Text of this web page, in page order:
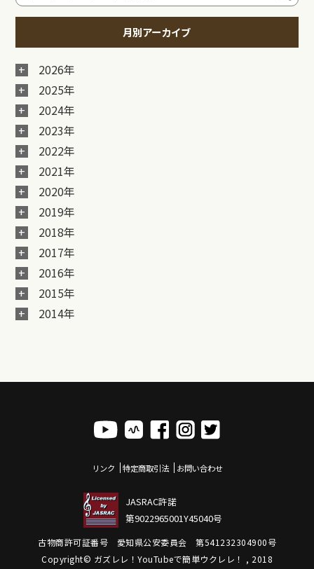
月別アーカイブ
2026年
2025年
2024年
2023年
2022年
2021年
2020年
2019年
2018年
2017年
2016年
2015年
2014年
リンク 特定商取引法 お問い合わせ
JASRAC許諾
第9022965001Y45040号
古物商許可証番号 愛知県公安委員会 第541232304900号
Copyright© ガズレレ！YouTubeで簡単ウクレレ！ , 2018